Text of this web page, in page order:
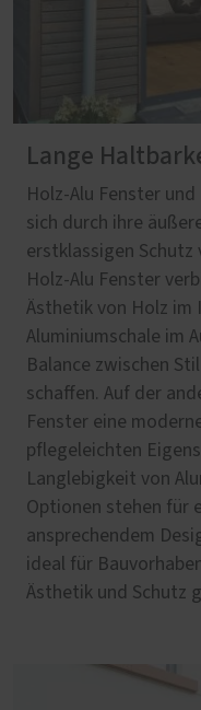
Lange
Holz-Alu Fenster
sich durch ihre
erstklassigen Schutz
Holz-Alu Fenster
Ästhetik von Holz im
Aluminiumschale im
Balance zwischen
schaffen. Auf der
Fenster eine
pflegeleichten
Langlebigkeit von
Optionen stehen für
ansprechendem
ideal für
Ästhetik und Schutz